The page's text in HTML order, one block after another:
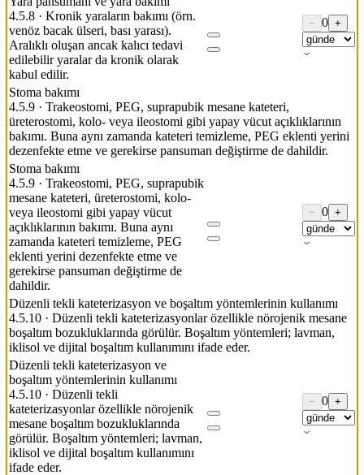
4.5.8 · Kronik yaraların bakımı (örn.
venöz bacak ülseri, bası yarası).
Aralıklı oluşan ancak kalıcı tedavi
edilebilir yaralar da kronik olarak
kabul edilir.
− 0 +
Stoma bakımı
4.5.9 · Trakeostomi, PEG, suprapubik mesane kateteri,
üreterostomi, kolo- veya ileostomi gibi yapay vücut açıklıklarının
bakımı. Buna aynı zamanda kateteri temizleme, PEG eklenti yerini
dezenfekte etme ve gerekirse pansuman değiştirme de dahildir.
Stoma bakımı
4.5.9 · Trakeostomi, PEG, suprapubik
mesane kateteri, üreterostomi, kolo-
veya ileostomi gibi yapay vücut
açıklıklarının bakımı. Buna aynı
zamanda kateteri temizleme, PEG
eklenti yerini dezenfekte etme ve
gerekirse pansuman değiştirme de
dahildir.
− 0 +
Düzenli tekli kateterizasyon ve boşaltım yöntemlerinin kullanımı
4.5.10 · Düzenli tekli kateterizasyonlar özellikle nörojenik mesane
boşaltım bozukluklarında görülür. Boşaltım yöntemleri; lavman,
iklisol ve dijital boşaltım kullanımını ifade eder.
Düzenli tekli kateterizasyon ve
boşaltım yöntemlerinin kullanımı
4.5.10 · Düzenli tekli
kateterizasyonlar özellikle nörojenik
mesane boşaltım bozukluklarında
görülür. Boşaltım yöntemleri; lavman,
iklisol ve dijital boşaltım kullanımını
ifade eder.
− 0 +